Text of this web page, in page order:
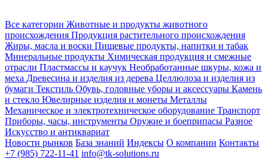
Все категории Животные и продукты животного
происхождения Продукция растительного происхождения
Жиры, масла и воски Пищевые продукты, напитки и табак
Минеральные продукты Химическая продукция и смежные
отрасли Пластмассы и каучук Необработанные шкуры, кожа и
меха Древесина и изделия из дерева Целлюлоза и изделия из
бумаги Текстиль Обувь, головные уборы и аксессуары Камень
и стекло Ювелирные изделия и монеты Металлы
Механическое и электротехническое оборудование Транспорт
Приборы, часы, инструменты Оружие и боеприпасы Разное
Искусство и антиквариат
Новости рынков База знаний Индексы О компании Контакты
+7 (985) 722-11-41 info@tk-solutions.ru